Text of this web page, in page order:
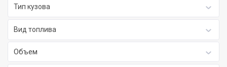
Тип кузова
Вид топлива
Объем